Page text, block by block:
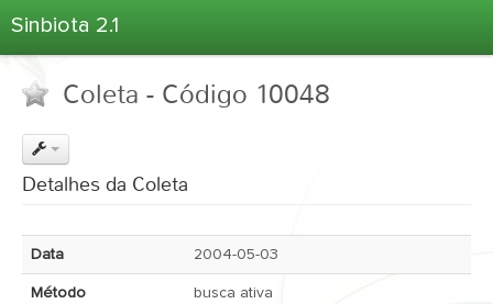
Sinbiota 2.1
Informações Ambientais
Coletas
Atlas 2.1
Coleta - Código 10048
Detalhes da Coleta
Data 2004-05-03
Método busca ativa